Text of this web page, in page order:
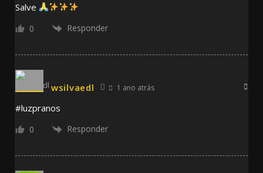
Salve
0 Responder
wsilvaedl 1 ano atrás
#luzpranos
0 Responder